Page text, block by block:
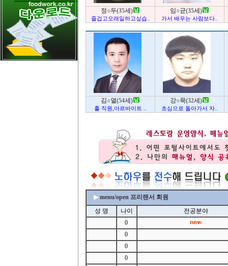
정○두(35세)
즐겁고오래일하고싶습..
임○균(35세)
가서 배우는 사람보다..
김○열(54세)
홀 직원,아르바이트 ..
강○묵(32세)
초심으로 돌아가서 자..
▶ menu/open 프리랜서 회원
성 명
나이
전공분야
0
0
0
0